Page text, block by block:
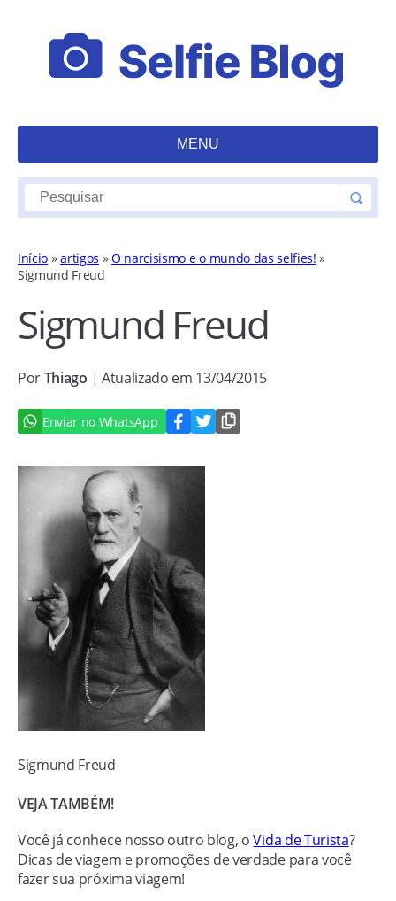
MENU
Início »artigos »O narcisismo e o mundo das selfies! »
Sigmund Freud
Sigmund Freud
PorThiago | Atualizado em 13/04/2015
Enviar no WhatsApp
Sigmund Freud
VEJA TAMBÉM!
Você já conhece nosso outro blog, oVida de Turista?
Dicas de viagem e promoções de verdade para você
fazer sua próxima viagem!